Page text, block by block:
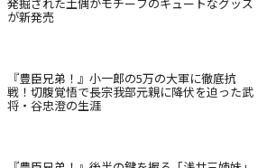
発掘された土偶がモチーフのキュートなグッズ
が新発売
『豊臣兄弟！』小一郎の5万の大軍に徹底抗
戦！切腹覚悟で長宗我部元親に降伏を迫った武
将・谷忠澄の生涯